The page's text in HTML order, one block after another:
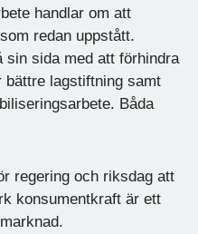
handlar om att
redan uppstått.
sin sida med att förhindra
lagstiftning samt
Båda
regering och riksdag att
konsumentkraft är ett